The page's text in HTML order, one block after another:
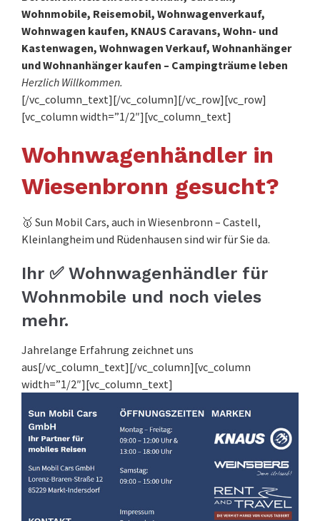
Wohnmobile, Reisemobil, Wohnwagenverkauf,
Wohnwagen kaufen, KNAUS Caravans, Wohn- und
Kastenwagen, Wohnwagen Verkauf, Wohnanhänger
und Wohnanhänger kaufen – Campingträume leben
Herzlich Willkommen.
[/vc_column_text][/vc_column][/vc_row][vc_row]
[vc_column width=”1/2″][vc_column_text]
Wohnwagenhändler in
Wiesenbronn gesucht?
🥇 Sun Mobil Cars, auch in Wiesenbronn – Castell,
Kleinlangheim und Rüdenhausen sind wir für Sie da.
Ihr ✅ Wohnwagenhändler für
Wohnmobile und noch vieles
mehr.
Jahrelange Erfahrung zeichnet uns
aus[/vc_column_text][/vc_column][vc_column
width=”1/2″][vc_column_text]